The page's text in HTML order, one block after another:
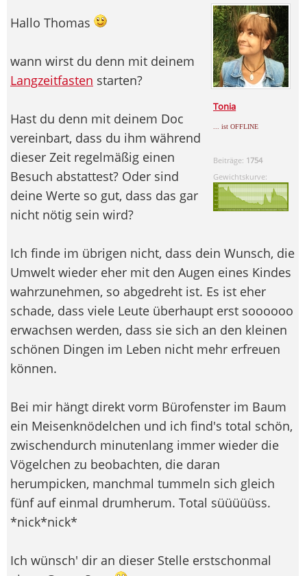
Tonia
... ist OFFLINE
Beiträge: 1754
Gewichtskurve:
Hallo Thomas
wann wirst du denn mit deinem
Langzeitfasten starten?
Hast du denn mit deinem Doc
vereinbart, dass du ihm während
dieser Zeit regelmäßig einen
Besuch abstattest? Oder sind
deine Werte so gut, dass das gar
nicht nötig sein wird?
Ich finde im übrigen nicht, dass dein Wunsch, die
Umwelt wieder eher mit den Augen eines Kindes
wahrzunehmen, so abgedreht ist. Es ist eher
schade, dass viele Leute überhaupt erst soooooo
erwachsen werden, dass sie sich an den kleinen
schönen Dingen im Leben nicht mehr erfreuen
können.
Bei mir hängt direkt vorm Bürofenster im Baum
ein Meisenknödelchen und ich find's total schön,
zwischendurch minutenlang immer wieder die
Vögelchen zu beobachten, die daran
herumpicken, manchmal tummeln sich gleich
fünf auf einmal drumherum. Total süüüüüss.
*nick*nick*
Ich wünsch' dir an dieser Stelle erstschonmal